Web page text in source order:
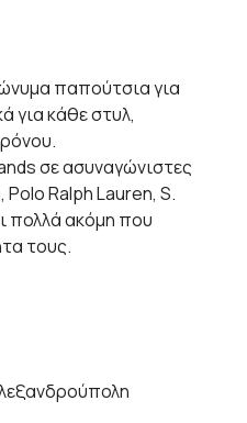
παπούτσια για
για κάθε στυλ,
σε ασυναγώνιστες
Ralph Lauren, S.
πολλά ακόμη που
τους.